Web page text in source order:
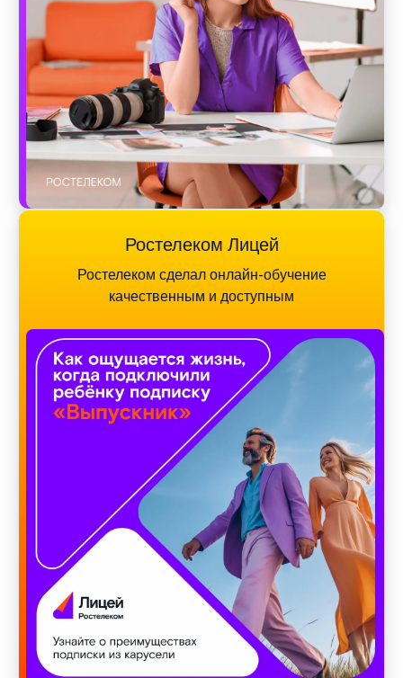
Ростелеком Лицей
Ростелеком сделал онлайн-обучение
качественным и доступным